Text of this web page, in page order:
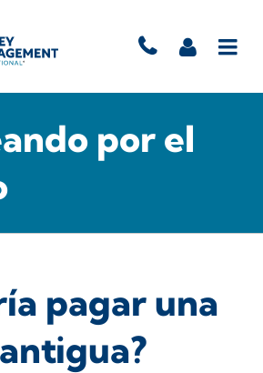
por el
pagar una